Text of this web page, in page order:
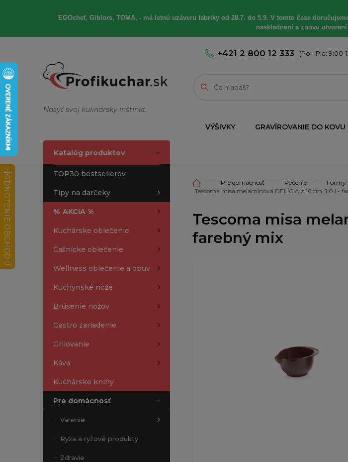
EGOchef, Giblors, TOMA, - má letnú uzáveru fabriky od 28.7. do 5.9. V tomto čase
naskladnení a znovu
Nasýť svoj kulinársky inštinkt.
+421 2 800 12 333 (Po - Pia: 9:00-
VÝŠIVKY GRAVÍROVANIE DO KOVU
Katalóg produktov
TOP30 bestsellerov
Tipy na darčeky
% AKCIA %
Kuchárske oblečenie
Čašnícke oblečenie
Wellness oblečenie a obuv
Kuchynské nože
Brúsenie nožov
Gastro zariadenie
Grilovanie
Káva
Kuchárske knihy
Pre domácnosť
Varenie
Ryža a ryžové produkty
Zdravie
Pre domácnosť Pečenie Formy
Tescoma misa melamínová DELÍCIA ø 16 cm, 1.0 l -
Tescoma misa
farebný mix
HODNOTENIE OBCHODU